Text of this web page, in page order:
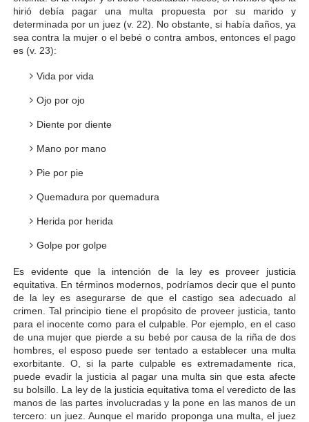
hirió debía pagar una multa propuesta por su marido y
determinada por un juez (v. 22). No obstante, si había daños, ya
sea contra la mujer o el bebé o contra ambos, entonces el pago
es (v. 23):
Vida por vida
Ojo por ojo
Diente por diente
Mano por mano
Pie por pie
Quemadura por quemadura
Herida por herida
Golpe por golpe
Es evidente que la intención de la ley es proveer justicia
equitativa. En términos modernos, podríamos decir que el punto
de la ley es asegurarse de que el castigo sea adecuado al
crimen. Tal principio tiene el propósito de proveer justicia, tanto
para el inocente como para el culpable. Por ejemplo, en el caso
de una mujer que pierde a su bebé por causa de la riña de dos
hombres, el esposo puede ser tentado a establecer una multa
exorbitante. O, si la parte culpable es extremadamente rica,
puede evadir la justicia al pagar una multa sin que esta afecte
su bolsillo. La ley de la justicia equitativa toma el veredicto de las
manos de las partes involucradas y la pone en las manos de un
tercero: un juez. Aunque el marido proponga una multa, el juez